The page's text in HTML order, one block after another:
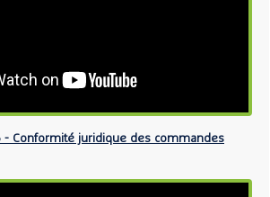
- Conformité juridique des commandes